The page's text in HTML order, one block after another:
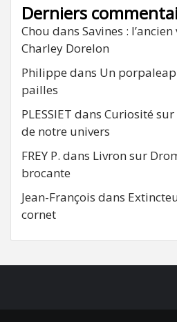
Derniers
Chou dans Savines :
Charley Dorelon
Philippe dans Un
pailles
PLESSIET dans Curiosité sur
de notre univers
FREY P. dans Livron sur
brocante
Jean-François dans
cornet